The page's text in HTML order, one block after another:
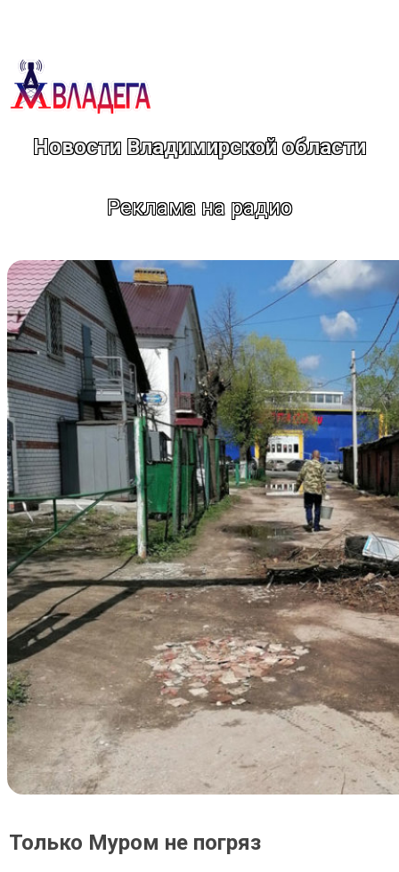
Новости Владимирской области
Реклама на радио
Только Муром не погряз